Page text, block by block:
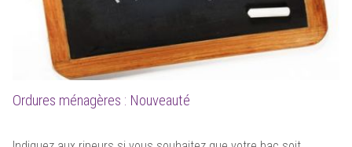
Ordures ménagères : Nouveauté